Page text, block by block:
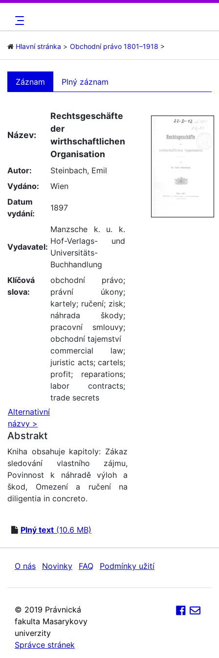
Hlavní stránka Obchodní právo 1801–1918
Záznam Plný záznam
Název:
Rechtsgeschäfte
der
wirthschaftlichen
Organisation
Autor:
Steinbach, Emil
Vydáno:
Wien
Datum
vydání:
1897
Vydavatel:
Manzsche k. u. k.
Hof-Verlags- und
Universitäts-
Buchhandlung
Klíčová
slova:
obchodní právo;
právní úkony;
kartely; ručení; zisk;
náhrada škody;
pracovní smlouvy;
obchodní tajemství
commercial law;
juristic acts;cartels;
profit; reparations;
labor contracts;
trade secrets
Alternativní
názvy >
Abstrakt
Kniha obsahuje kapitoly: Zákaz
sledování vlastního zájmu,
Povinnost k náhradě výloh a
škod, Omezení a ručení na
diligentia in concreto.
Plný text (10.6 MB)
O nás Novinky FAQ Podmínky užití
© 2019 Právnická
fakulta Masarykovy
univerzity
Správce stránek